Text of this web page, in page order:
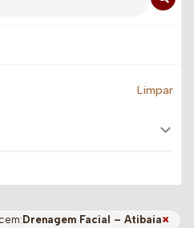
Limpar
Drenagem Facial – Atibaia×